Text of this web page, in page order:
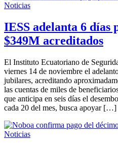
Noticias
IESS adelanta 6 días
$349M acreditados
El Instituto Ecuatoriano de
viernes 14 de noviembre el
jubilares, acreditando
las cuentas de miles de
que anticipa en seis días el
cada 20 del mes, busca apoyar […]
Noticias